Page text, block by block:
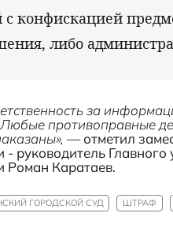
с конфискацией
либо
за
противоправные
— отметил
руководитель
Роман Каратаев.
ГОРОДСКОЙ СУД ШТРАФ